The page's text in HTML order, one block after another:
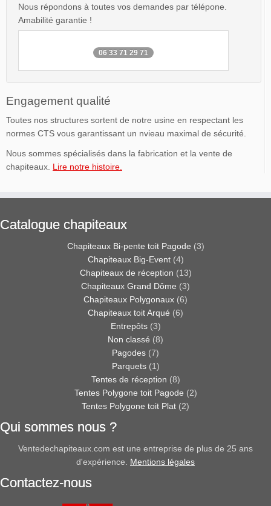
Nous répondons à toutes vos demandes par télépone.
Amabilité garantie !
06 33 71 29 71
Engagement qualité
Toutes nos structures sortent de notre usine en respectant les
normes CTS vous garantissant un nvieau maximal de sécurité.
Nous sommes spécialisés dans la fabrication et la vente de
chapiteaux. Lire notre histoire.
Catalogue chapiteaux
Chapiteaux Bi-pente toit Pagode (3)
Chapiteaux Big-Event (4)
Chapiteaux de réception (13)
Chapiteaux Grand Dôme (3)
Chapiteaux Polygonaux (6)
Chapiteaux toit Arqué (6)
Entrepôts (3)
Non classé (8)
Pagodes (7)
Parquets (1)
Tentes de réception (8)
Tentes Polygone toit Pagode (2)
Tentes Polygone toit Plat (2)
Qui sommes nous ?
Ventedechapiteaux.com est une entreprise de plus de 25 ans
d'expérience. Mentions légales
Contactez-nous